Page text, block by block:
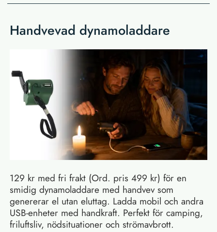
Handvevad dynamoladdare
129 kr med fri frakt (Ord. pris 499 kr) för en
smidig dynamoladdare med handvev som
genererar el utan eluttag. Ladda mobil och andra
USB-enheter med handkraft. Perfekt för camping,
friluftsliv, nödsituationer och strömavbrott.